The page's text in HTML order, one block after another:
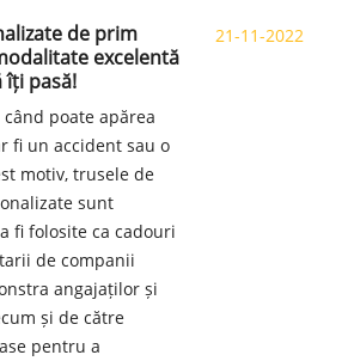
de prim
excelentă
îți pasă!
poate apărea
fi un accident sau o
motiv, trusele de
sunt
fi folosite ca cadouri
de companii
angajaților și
și de către
pentru a
21-11-2022